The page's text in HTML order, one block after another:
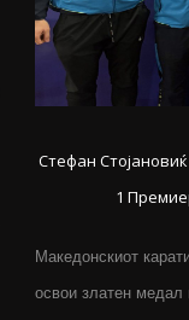
Стефан
1
Македонскиот
освои златен медал